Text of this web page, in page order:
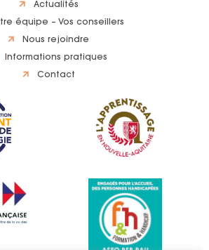
Actualités
équipe – Vos conseillers
Nous rejoindre
Informations pratiques
Contact